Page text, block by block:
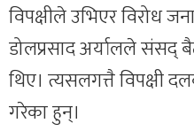
विपक्षीले उभिएर विरोध
डोलप्रसाद अर्यालले संसद्
थिए। त्यसलगत्तै विपक्षी
गरेका हुन्।